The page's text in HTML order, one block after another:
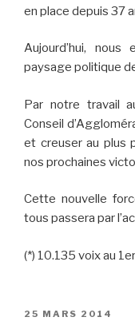
en place depuis 37
Aujourd’hui,
paysage politique
Par notre travail
Conseil
et creuser au plus
nos prochaines
Cette nouvelle
tous passera par
(*) 10.135 voix au
PUBLIÉ
25 MARS 2014